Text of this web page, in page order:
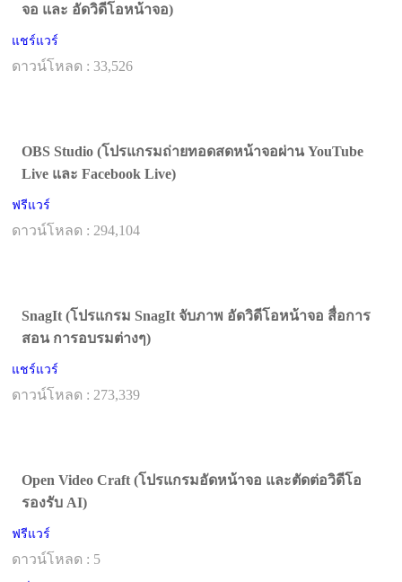
จอ และ อัดวิดีโอหน้าจอ)
แชร์แวร์
ดาวน์โหลด : 33,526
OBS Studio (โปรแกรมถ่ายทอดสดหน้าจอผ่าน YouTube
Live และ Facebook Live)
ฟรีแวร์
ดาวน์โหลด : 294,104
SnagIt (โปรแกรม SnagIt จับภาพ อัดวิดีโอหน้าจอ สื่อการ
สอน การอบรมต่างๆ)
แชร์แวร์
ดาวน์โหลด : 273,339
Open Video Craft (โปรแกรมอัดหน้าจอ และตัดต่อวิดีโอ
รองรับ AI)
ฟรีแวร์
ดาวน์โหลด : 5